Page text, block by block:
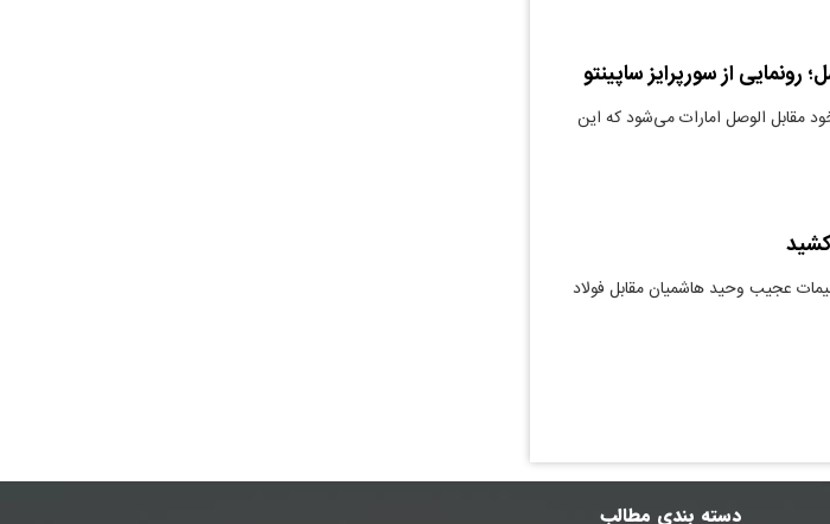
رونمایی از سورپرایز ساپینتو
مقابل الوصل امارات می‌شود که این
عجیب وحید هاشمیان مقابل فولاد
دسته بندی مطالب